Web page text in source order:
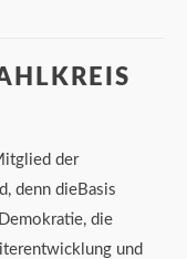
der
denn dieBasis
die
und